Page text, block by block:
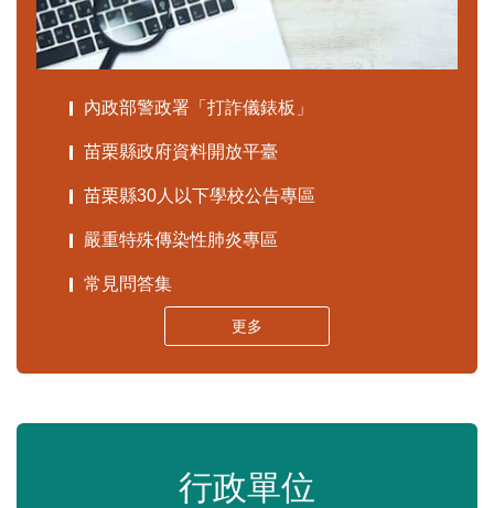
內政部警政署「打詐儀錶板」
苗栗縣政府資料開放平臺
苗栗縣30人以下學校公告專區
嚴重特殊傳染性肺炎專區
常見問答集
更多
行政單位